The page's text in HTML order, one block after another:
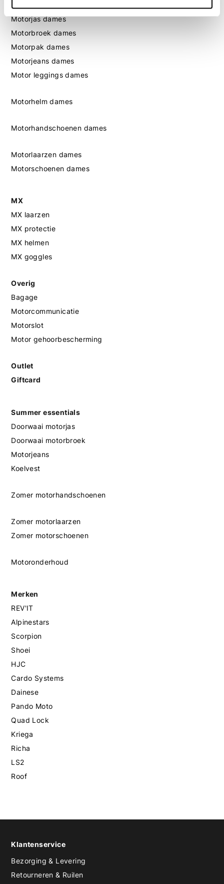
Motorjas dames
Motorbroek dames
Motorpak dames
Motorjeans dames
Motor leggings dames
Motorhelm dames
Motorhandschoenen dames
Motorlaarzen dames
Motorschoenen dames
MX
MX laarzen
MX protectie
MX helmen
MX goggles
Overig
Bagage
Motorcommunicatie
Motorslot
Motor gehoorbescherming
Outlet
Giftcard
Summer essentials
Doorwaai motorjas
Doorwaai motorbroek
Motorjeans
Koelvest
Zomer motorhandschoenen
Zomer motorlaarzen
Zomer motorschoenen
Motoronderhoud
Merken
REV'IT
Alpinestars
Scorpion
Shoei
HJC
Cardo Systems
Dainese
Pando Moto
Quad Lock
Kriega
Richa
LS2
Roof
Klantenservice
Bezorging & Levering
Retourneren & Ruilen